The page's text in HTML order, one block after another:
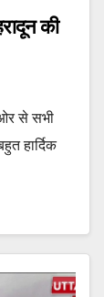
की
से सभी
हार्दिक